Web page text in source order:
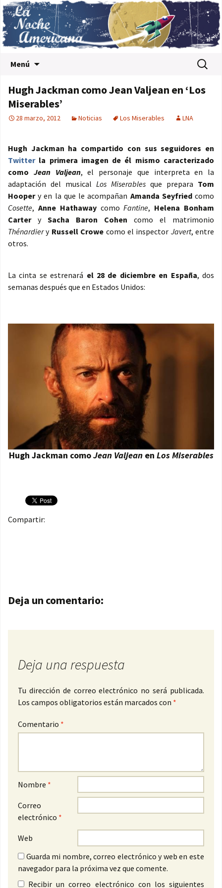
Menú Buscar:
Hugh Jackman como Jean Valjean en ‘Los
Miserables’
28 marzo, 2012 Noticias Los Miserables LNA
Hugh Jackman ha compartido con sus seguidores en
Twitterla primera imagen de él mismo caracterizado
como Jean Valjean, el personaje que interpreta en la
adaptación del musical Los Miserables que prepara Tom
Hoopery en la que le acompañan Amanda Seyfriedcomo
Cosette, Anne HathawaycomoFantine, Helena Bonham
Cartery Sacha Baron Cohen como el matrimonio
Thénardiery Russell Crowe como el inspector Javert, entre
otros.
La cinta se estrenará el 28 de diciembre en España, dos
semanas después que en Estados Unidos:
Hugh Jackman comoJean Valjeanen Los Miserables
Compartir:
Navegación de entradas
Deja un comentario:
Deja una respuesta
Tu dirección de correo electrónico no será publicada.
Los campos obligatorios están marcados con *
Comentario *
Nombre *
Correo
electrónico *
Web
Guarda mi nombre, correo electrónico y web en este
navegador para la próxima vez que comente.
Recibir un correo electrónico con los siguientes